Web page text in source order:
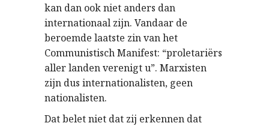
kan dan ook niet anders dan
internationaal zijn. Vandaar de
beroemde laatste zin van het
Communistisch Manifest: “proletariërs
aller landen verenigt u”. Marxisten
zijn dus internationalisten, geen
nationalisten.
Dat belet niet dat zij erkennen dat